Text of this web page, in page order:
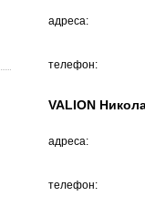
адреса:
телефон:
VALION
адреса:
телефон: